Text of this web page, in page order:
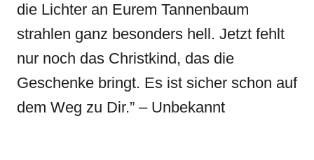
die Lichter an Eurem Tannenbaum
strahlen ganz besonders hell. Jetzt fehlt
nur noch das Christkind, das die
Geschenke bringt. Es ist sicher schon auf
dem Weg zu Dir.” – Unbekannt